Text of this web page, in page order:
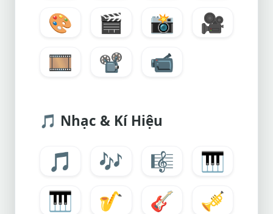
🎨
🎬 📸
🎥
🎞️
📽️ 📹
🎵 Nhạc & Kí Hiệu
🎵 🎶 🎼
🎹
🎹
🎷 🎸
🎺